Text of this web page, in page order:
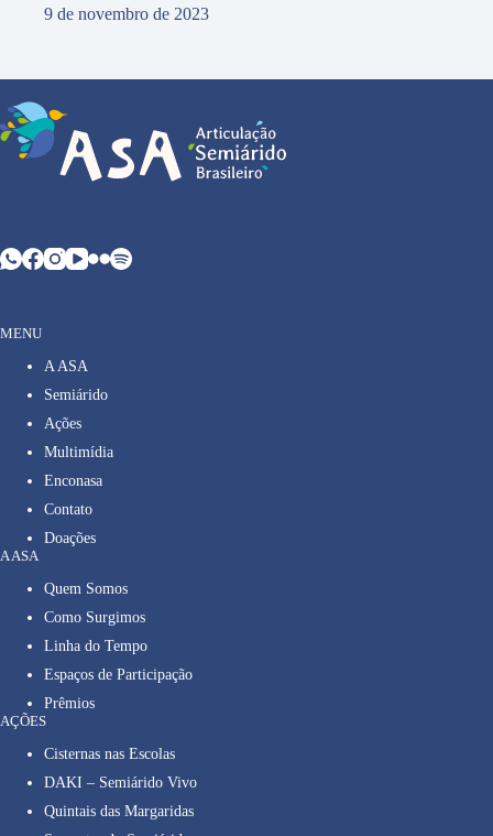
9 de novembro de 2023
MENU
A ASA
Semiárido
Ações
Multimídia
Enconasa
Contato
Doações
A ASA
Quem Somos
Como Surgimos
Linha do Tempo
Espaços de Participação
Prêmios
AÇÕES
Cisternas nas Escolas
DAKI – Semiárido Vivo
Quintais das Margaridas